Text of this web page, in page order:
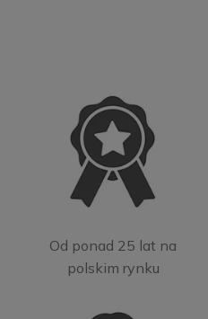
Od ponad 25 lat na
polskim rynku